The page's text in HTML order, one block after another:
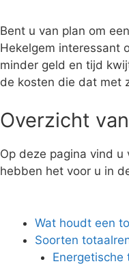
Bent u van plan om
Hekelgem interessant
minder geld en tijd
de kosten die dat met
Overzicht
Op deze pagina vind
hebben het voor u in
Wat houdt een
Soorten
Energetische